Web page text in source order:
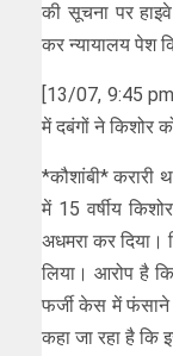
की सूचना पर
कर न्यायालय पेश
[13/07, 9:45
में दबंगों ने किशोर
*कौशांबी* करारी
में 15 वर्षीय
अधमरा कर दिया।
लिया। आरोप है
फर्जी केस में फंसाने
कहा जा रहा है कि